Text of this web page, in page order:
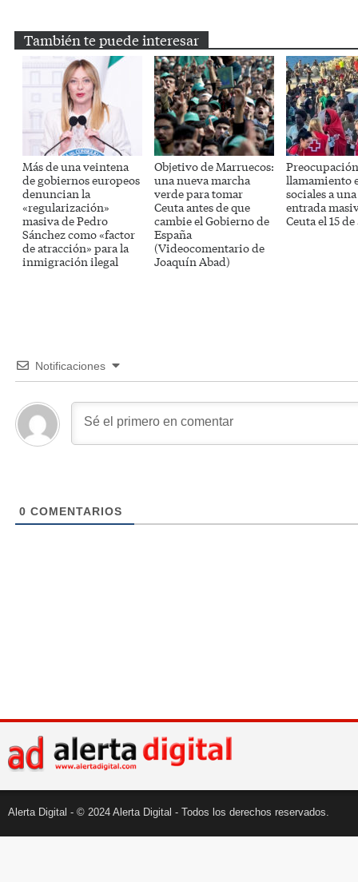
También te puede interesar
Más de una veintena
de gobiernos europeos
denuncian la
«regularización»
masiva de Pedro
Sánchez como «factor
de atracción» para la
inmigración ilegal
Objetivo de Marruecos:
una nueva marcha
verde para tomar
Ceuta antes de que
cambie el Gobierno de
España
(Videocomentario de
Joaquín Abad)
llamamiento
sociales a
entrada
Ceuta el 15
Notificaciones
0 COMENTARIOS
Alerta Digital - © 2024 Alerta Digital - Todos los derechos reservados.